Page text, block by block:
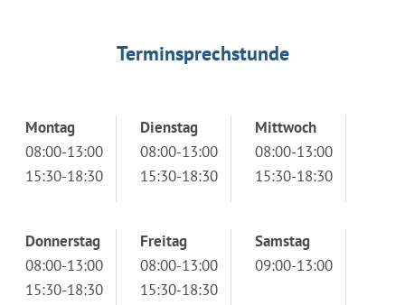
Terminsprechstunde
Montag
08:00-13:00
15:30-18:30
Dienstag
08:00-13:00
15:30-18:30
Mittwoch
08:00-13:00
15:30-18:30
Donnerstag
08:00-13:00
15:30-18:30
Freitag
08:00-13:00
15:30-18:30
Samstag
09:00-13:00